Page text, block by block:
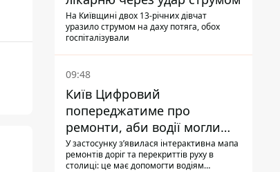
На Київщині двох 13-річних дівчат
уразило струмом на даху потяга, обох
госпіталізували
09:48
Київ Цифровий
попереджатиме про
ремонти, аби водії могли
уникати ділянок із заторами
У застосунку зʼявилася інтерактивна мапа
ремонтів доріг та перекриттів руху в
столиці: це має допомогти водіям